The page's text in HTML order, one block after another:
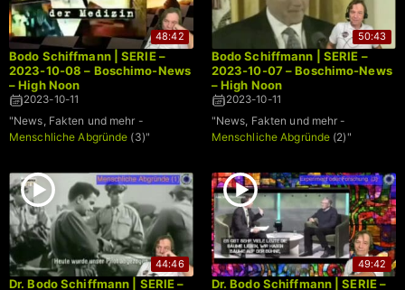
48:42
Bodo Schiffmann | SERIE –
2023-10-08 – Boschimo-News
– High Noon
2023-10-11
"News, Fakten und mehr -
Menschliche Abgründe (3)"
50:43
Bodo Schiffmann | SERIE –
2023-10-07 – Boschimo-News
– High Noon
2023-10-11
"News, Fakten und mehr -
Menschliche Abgründe (2)"
44:46
Dr. Bodo Schiffmann | SERIE –
49:42
Dr. Bodo Schiffmann | SERIE –